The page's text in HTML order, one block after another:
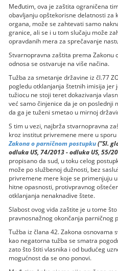
Međutim, ova je zaštita ograničena
obavljanju opštekorisne delatnosti za
organa, može se zahtevati samo
granice, ali se i u tom slučaju može
opravdanih mera za sprečavanje
Stvarnopravna zaštita prema Zakonu
odnosa se ostvaruje na više načina.
Tužba za smetanje državine iz čl.77
pogledu otklanjanja štetnih imisija jer
tužiocu ne stoji teret dokazivanja
već samo činjenice da je on poslednji
da ga je tuženi smetao u mirnoj
S tim u vezi, najbrža stvarnopravna
kroz institut privremene mere u
Zakona o parničnom postupku("Sl.
odluka US, 74/2013 - odluka US, 55/
propisano da sud, u toku celog
može po službenoj dužnosti, bez
privremene mere koje se primenjuju
hitne opasnosti, protivpravnog
otklanjanja nenaknadive štete.
Slabost ovog vida zaštite je u tome
pravnosnažnog okončanja parničnog
Tužba iz člana 42. Zakona osnovama
kao negatorna tužba se smatra
zato što štiti vlasnika i od budućeg
mogućnost da se ono ponovi.